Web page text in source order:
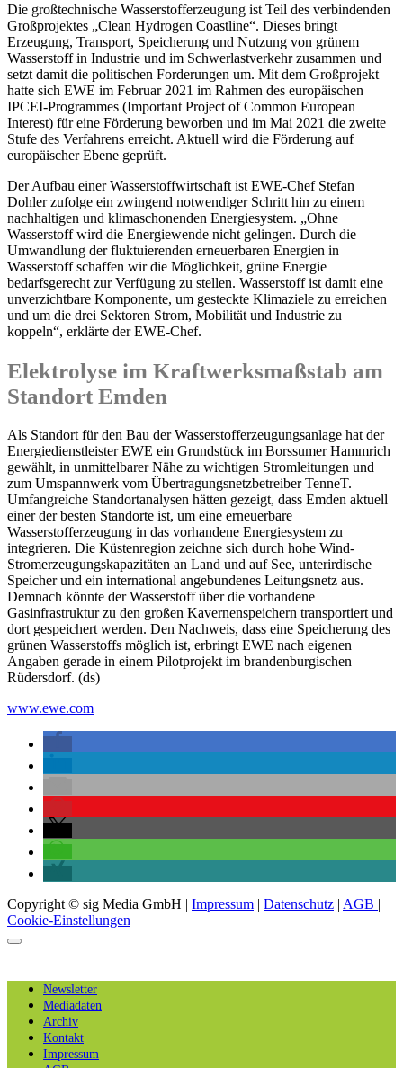
Die großtechnische Wasserstofferzeugung ist Teil des verbindenden
Großprojektes „Clean Hydrogen Coastline“. Dieses bringt
Erzeugung, Transport, Speicherung und Nutzung von grünem
Wasserstoff in Industrie und im Schwerlastverkehr zusammen und
setzt damit die politischen Forderungen um. Mit dem Großprojekt
hatte sich EWE im Februar 2021 im Rahmen des europäischen
IPCEI-Programmes (Important Project of Common European
Interest) für eine Förderung beworben und im Mai 2021 die zweite
Stufe des Verfahrens erreicht. Aktuell wird die Förderung auf
europäischer Ebene geprüft.
Der Aufbau einer Wasserstoffwirtschaft ist EWE-Chef Stefan
Dohler zufolge ein zwingend notwendiger Schritt hin zu einem
nachhaltigen und klimaschonenden Energiesystem. „Ohne
Wasserstoff wird die Energiewende nicht gelingen. Durch die
Umwandlung der fluktuierenden erneuerbaren Energien in
Wasserstoff schaffen wir die Möglichkeit, grüne Energie
bedarfsgerecht zur Verfügung zu stellen. Wasserstoff ist damit eine
unverzichtbare Komponente, um gesteckte Klimaziele zu erreichen
und um die drei Sektoren Strom, Mobilität und Industrie zu
koppeln“, erklärte der EWE-Chef.
Elektrolyse im Kraftwerksmaßstab am
Standort Emden
Als Standort für den Bau der Wasserstofferzeugungsanlage hat der
Energiedienstleister EWE ein Grundstück im Borssumer Hammrich
gewählt, in unmittelbarer Nähe zu wichtigen Stromleitungen und
zum Umspannwerk vom Übertragungsnetzbetreiber TenneT.
Umfangreiche Standortanalysen hätten gezeigt, dass Emden aktuell
einer der besten Standorte ist, um eine erneuerbare
Wasserstofferzeugung in das vorhandene Energiesystem zu
integrieren. Die Küstenregion zeichne sich durch hohe Wind-
Stromerzeugungskapazitäten an Land und auf See, unterirdische
Speicher und ein international angebundenes Leitungsnetz aus.
Demnach könnte der Wasserstoff über die vorhandene
Gasinfrastruktur zu den großen Kavernenspeichern transportiert und
dort gespeichert werden. Den Nachweis, dass eine Speicherung des
grünen Wasserstoffs möglich ist, erbringt EWE nach eigenen
Angaben gerade in einem Pilotprojekt im brandenburgischen
Rüdersdorf. (ds)
www.ewe.com
Copyright © sig Media GmbH | Impressum | Datenschutz | AGB |
Cookie-Einstellungen
Newsletter
Mediadaten
Archiv
Kontakt
Impressum